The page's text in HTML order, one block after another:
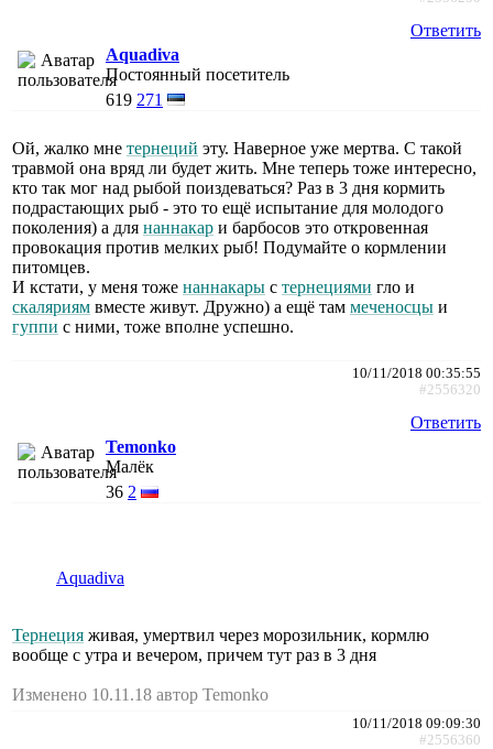
Ответить
Aquadiva
Постоянный посетитель
619 271
Ой, жалко мне тернеций эту. Наверное уже мертва. С такой
травмой она вряд ли будет жить. Мне теперь тоже интересно,
кто так мог над рыбой поиздеваться? Раз в 3 дня кормить
подрастающих рыб - это то ещё испытание для молодого
поколения) а для наннакар и барбосов это откровенная
провокация против мелких рыб! Подумайте о кормлении
питомцев.
И кстати, у меня тоже наннакары с тернециями гло и
скаляриям вместе живут. Дружно) а ещё там меченосцы и
гуппи с ними, тоже вполне успешно.
10/11/2018 00:35:55
#2556320
Ответить
Temonko
Малёк
36 2
Aquadiva
Тернеция живая, умертвил через морозильник, кормлю
вообще с утра и вечером, причем тут раз в 3 дня
Изменено 10.11.18 автор Temonko
10/11/2018 09:09:30
#2556360